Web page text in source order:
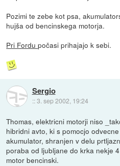
Pozimi te zebe kot psa,
hujša od bencinskega motorja.
Pri Fordupočasi prihajajo k sebi.
Sergio
::3. sep 2002, 19:24
Thomas, elektricni motorji niso
hibridni avto, ki s pomocjo
akumulator, shranjen v delu
poraba od ljubljane do krka nekje
motor bencinski.